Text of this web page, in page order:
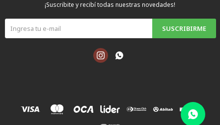
¡Suscribite y recibí todas nuestras novedades!
SUSCRIBIRME
 